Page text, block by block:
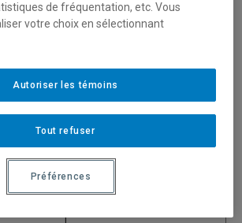
La mention H inscrite devant
un résultat signifie qu'il s'agit
d'un cours ou d'une activité
hors programme. Ce
résultat n'intervient pas dans
le calcul de la moyenne
cumulative.
de fréquentation, etc. Vous
votre choix en sélectionnant
Tout refuser
Autoriser les témoins
Préférences